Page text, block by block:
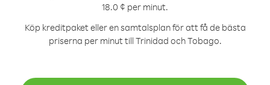
18.0 ¢ per minut.
Köp kreditpaket eller en samtalsplan för att få de bästa
priserna per minut till Trinidad och Tobago.